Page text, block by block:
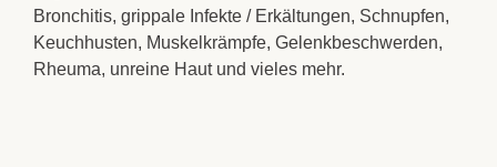
Bronchitis, grippale Infekte / Erkältungen, Schnupfen,
Keuchhusten, Muskelkrämpfe, Gelenkbeschwerden,
Rheuma, unreine Haut und vieles mehr.